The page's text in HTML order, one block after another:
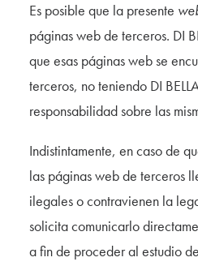
Es posible que la presente
páginas web de terceros. DI
que esas páginas web se
terceros, no teniendo DI
responsabilidad sobre las
Indistintamente, en caso de
las páginas web de terceros
ilegales o contravienen la
solicita comunicarlo
a fin de proceder al estudio